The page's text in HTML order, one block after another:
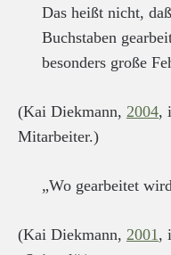
Das heißt nicht,
Buchstaben
besonders große
(Kai Diekmann, 2004,
Mitarbeiter.)
„Wo gearbeitet
(Kai Diekmann, 2001,